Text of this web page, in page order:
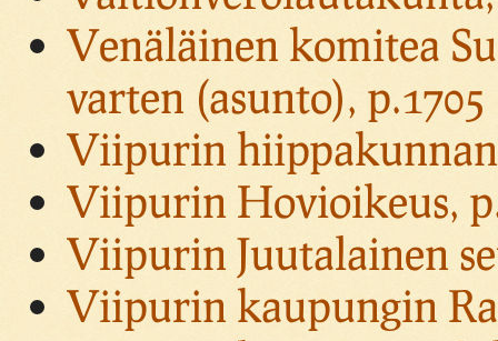
Venäläinen komitea
varten (asunto), p.1705
Viipurin
Viipurin Hovioikeus,
Viipurin Juutalainen
Viipurin kaupungin